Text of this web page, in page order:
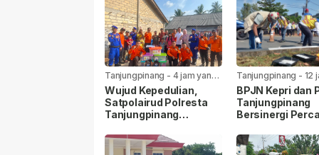
Tanjungpinang - 4 jam yang
lalu
Wujud Kepedulian,
Satpolairud Polresta
Tanjungpinang
Korban Laka Laut
Tanjungpinang - 12
lalu
BPJN Kepri dan
Tanjungpinang
Bersinergi
Menjelang HUT